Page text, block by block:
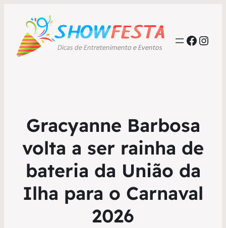
Gracyanne Barbosa
volta a ser rainha de
bateria da União da
Ilha para o Carnaval
2026